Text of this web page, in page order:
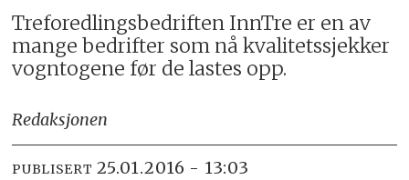
Treforedlingsbedriften InnTre er en av
mange bedrifter som nå kvalitetssjekker
vogntogene før de lastes opp.
Redaksjonen
PUBLISERT 25.01.2016 - 13:03